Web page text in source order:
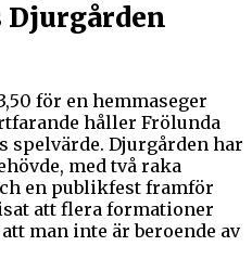
Djurgården
för en hemmaseger
håller Frölunda
spelvärde. Djurgården har
med två raka
en publikfest framför
att flera formationer
man inte är beroende av